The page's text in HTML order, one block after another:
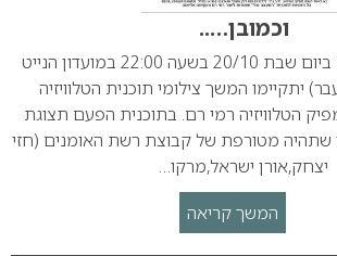
וכמובן…..
וכמובן… לא לשכוח ביום שבת 20/10 בשעה 22:00 במועדון הנייט
יתקיימו המשך צילומי תוכנית הטלוויזיה
הטלוויזיה רמי רם. בתוכנית הפעם תצוגת
שתהיה מטורפת של קבוצת רשת האומנים (חזי
יצחק,אורן ישראל,מרקו…
המשך קריאה